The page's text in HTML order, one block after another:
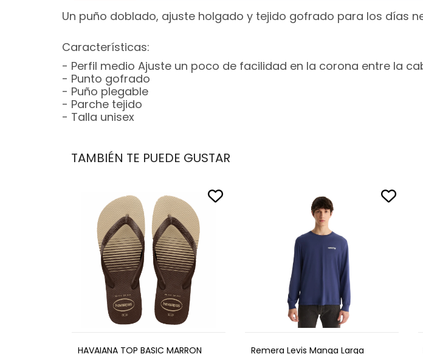
Un puño doblado, ajuste holgado y tejido gofrado para los días
Características:
- Perfil medio Ajuste un poco de facilidad en la corona entre la
- Punto gofrado
- Puño plegable
- Parche tejido
- Talla unisex
TAMBIÉN TE PUEDE GUSTAR
HAVAIANA TOP BASIC MARRON
Remera Levis Manga Larga